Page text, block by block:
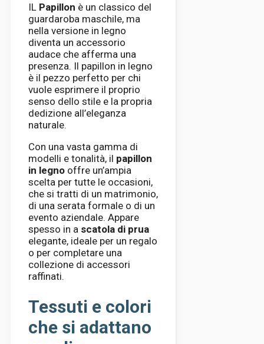
IL Papillon è un classico del
guardaroba maschile, ma
nella versione in legno
diventa un accessorio
audace che afferma una
presenza. Il papillon in legno
è il pezzo perfetto per chi
vuole esprimere il proprio
senso dello stile e la propria
dedizione all’eleganza
naturale.
Con una vasta gamma di
modelli e tonalità, il papillon
in legno offre un’ampia
scelta per tutte le occasioni,
che si tratti di un matrimonio,
di una serata formale o di un
evento aziendale. Appare
spesso in a scatola di prua
elegante, ideale per un regalo
o per completare una
collezione di accessori
raffinati.
Tessuti e colori
che si adattano